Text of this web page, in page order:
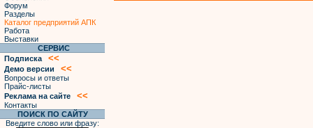
Форум
Разделы
Каталог предприятий АПК
Работа
Выставки
СЕРВИС
Подписка
<<
Демо версии <<
Вопросы и ответы
Прайс-листы
Реклама на сайте
<<
Контакты
ПОИСК ПО САЙТУ
Введите слово или фразу: